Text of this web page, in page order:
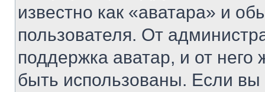
известно как «аватара» и
пользователя. От
поддержка аватар, и от него
быть использованы. Если